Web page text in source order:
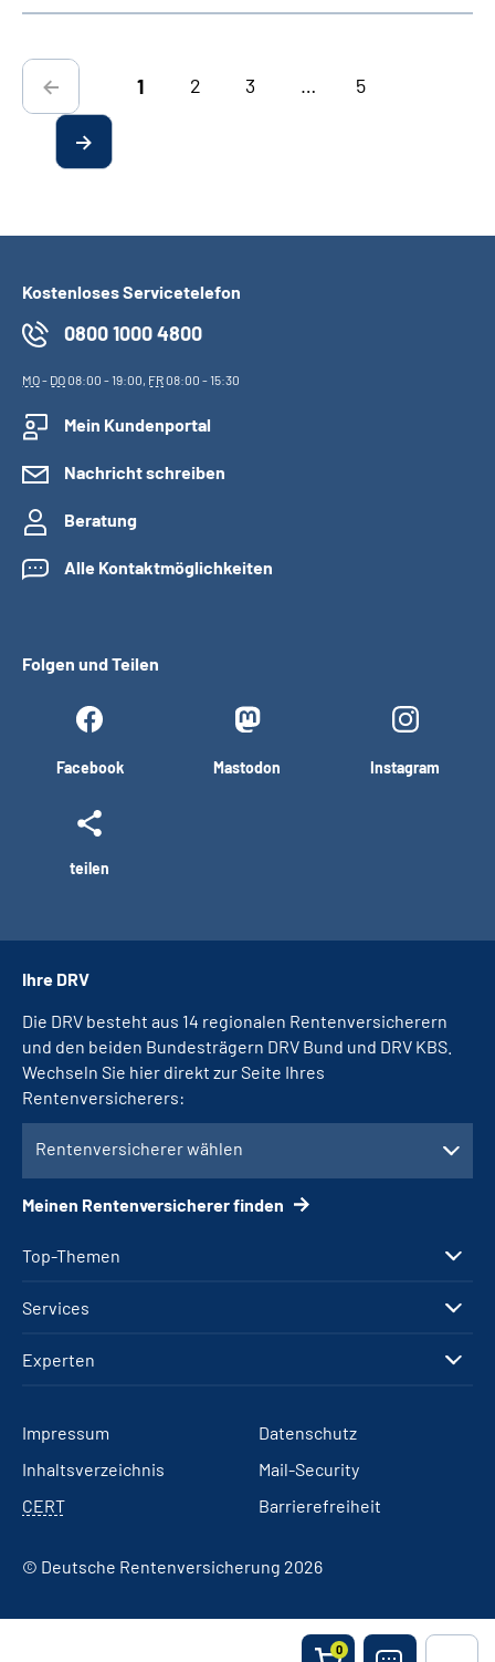
1 2 3 … 5
0
Kostenloses Servicetelefon
0800 1000 4800
MO- DO08:00 - 19:00, FR08:00 - 15:30
Mein Kundenportal
Nachricht schreiben
Beratung
Alle Kontaktmöglichkeiten
Folgen und Teilen
Facebook Mastodon Instagram
teilen
Top-Themen
Services
Experten
Ihre DRV
Die DRV besteht aus 14 regionalen Rentenversicherern
und den beiden Bundesträgern DRV Bund und DRV KBS.
Wechseln Sie hier direkt zur Seite Ihres
Rentenversicherers:
Rentenversicherer wählen
Meinen Rentenversicherer finden
Impressum
Datenschutz
Inhaltsverzeichnis
Mail-Security
CERT
Barrierefreiheit
© Deutsche Rentenversicherung 2026